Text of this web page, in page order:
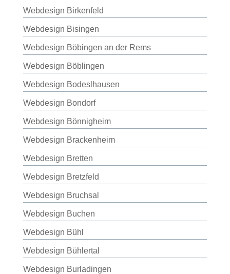
Webdesign Birkenfeld
Webdesign Bisingen
Webdesign Böbingen an der Rems
Webdesign Böblingen
Webdesign Bodeslhausen
Webdesign Bondorf
Webdesign Bönnigheim
Webdesign Brackenheim
Webdesign Bretten
Webdesign Bretzfeld
Webdesign Bruchsal
Webdesign Buchen
Webdesign Bühl
Webdesign Bühlertal
Webdesign Burladingen